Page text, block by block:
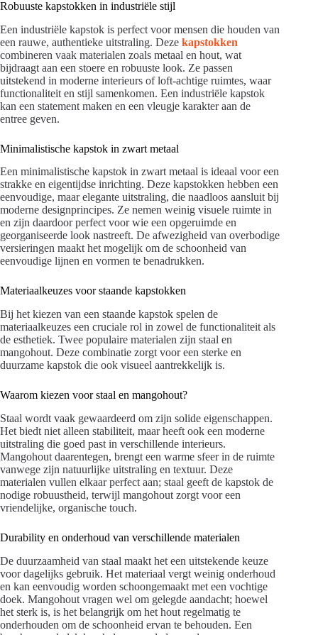
Robuuste kapstokken in industriële stijl
Een industriële kapstok is perfect voor mensen die houden van
een rauwe, authentieke uitstraling. Deze kapstokken
combineren vaak materialen zoals metaal en hout, wat
bijdraagt aan een stoere en robuuste look. Ze passen
uitstekend in moderne interieurs of loft-achtige ruimtes, waar
functionaliteit en stijl samenkomen. Een industriële kapstok
kan een statement maken en een vleugje karakter aan de
entree geven.
Minimalistische kapstok in zwart metaal
Een minimalistische kapstok in zwart metaal is ideaal voor een
strakke en eigentijdse inrichting. Deze kapstokken hebben een
eenvoudige, maar elegante uitstraling, die naadloos aansluit bij
moderne designprincipes. Ze nemen weinig visuele ruimte in
en zijn daardoor perfect voor wie een opgeruimde en
georganiseerde look nastreeft. De afwezigheid van overbodige
versieringen maakt het mogelijk om de schoonheid van
eenvoudige lijnen en vormen te benadrukken.
Materiaalkeuzes voor staande kapstokken
Bij het kiezen van een staande kapstok spelen de
materiaalkeuzes een cruciale rol in zowel de functionaliteit als
de esthetiek. Twee populaire materialen zijn staal en
mangohout. Deze combinatie zorgt voor een sterke en
duurzame kapstok die ook visueel aantrekkelijk is.
Waarom kiezen voor staal en mangohout?
Staal wordt vaak gewaardeerd om zijn solide eigenschappen.
Het biedt niet alleen stabiliteit, maar heeft ook een moderne
uitstraling die goed past in verschillende interieurs.
Mangohout daarentegen, brengt een warme sfeer in de ruimte
vanwege zijn natuurlijke uitstraling en textuur. Deze
materialen vullen elkaar perfect aan; staal geeft de kapstok de
nodige robuustheid, terwijl mangohout zorgt voor een
vriendelijke, organische touch.
Durability en onderhoud van verschillende materialen
De duurzaamheid van staal maakt het een uitstekende keuze
voor dagelijks gebruik. Het materiaal vergt weinig onderhoud
en kan eenvoudig worden schoongemaakt met een vochtige
doek. Mangohout vragen wel om gelegde aandacht; hoewel
het sterk is, is het belangrijk om het hout regelmatig te
onderhouden om de schoonheid ervan te behouden. Een